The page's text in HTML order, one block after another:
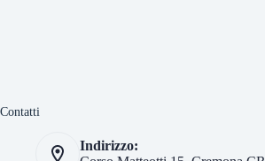
Contatti
Indirizzo: